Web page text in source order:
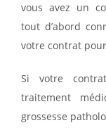
vous avez un
tout d’abord
votre contrat
Si votre
traitement
grossesse